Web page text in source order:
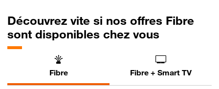
Découvrez vite si nos offres Fibre
sont disponibles chez vous
Fibre Fibre + Smart TV